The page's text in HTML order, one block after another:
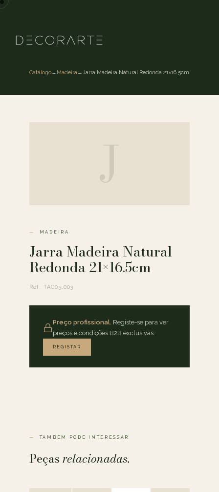
Catálogo→ Madeira→Jarra Madeira Natural Redonda 21×16.5cm
J
MADEIRA
Jarra Madeira Natural
Redonda 21×16.5cm
Ref. TAC05.003
Preço profissional. Registe-se para ver
preços e condições B2B exclusivas.
REGISTAR
TAMBÉM PODE INTERESSAR
Peçasrelacionadas.